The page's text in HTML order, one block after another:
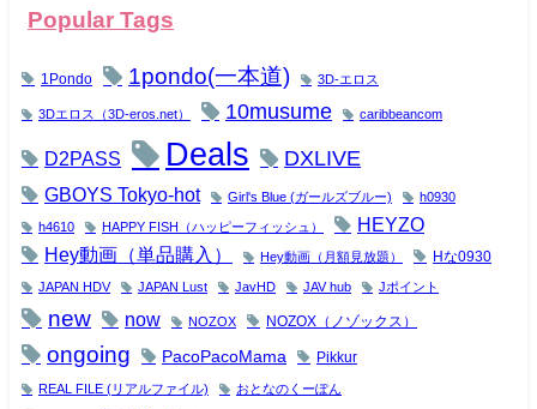
Popular Tags
1Pondo 1pondo(一本道) 3D-エロス
3Dエロス（3D-eros.net） 10musume caribbeancom
D2PASS Deals DXLIVE
GBOYS Tokyo-hot Girl's Blue (ガールズブルー) h0930
h4610 HAPPY FISH（ハッピーフィッシュ）
HEYZO
Hey動画（単品購入）
Hey動画（月額見放題） Hな0930
JAPAN HDV JAPAN Lust JavHD JAV hub Jポイント
new now NOZOX NOZOX（ノゾックス）
ongoing PacoPacoMama Pikkur
REAL FILE (リアルファイル) おとなのくーぽん